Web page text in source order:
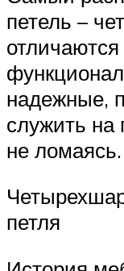
петель –
надежные,
служить на
не ломаясь.
петля